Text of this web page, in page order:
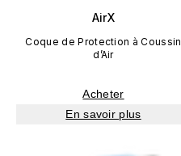
AirX
Coque de Protection à Coussin
d’Air
Acheter
En savoir plus